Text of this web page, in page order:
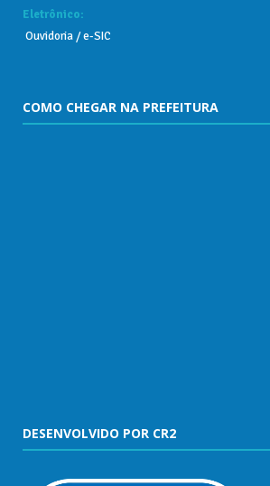
Eletrônico:
Ouvidoria /e-SIC
COMO CHEGAR NA PREFEITURA
DESENVOLVIDO POR CR2